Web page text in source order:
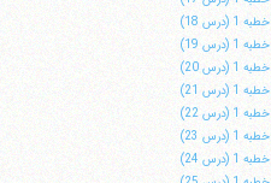
خطبه 1 (درس 18)
خطبه 1 (درس 19)
خطبه 1 (درس 20)
خطبه 1 (درس 21)
خطبه 1 (درس 22)
خطبه 1 (درس 23)
خطبه 1 (درس 24)